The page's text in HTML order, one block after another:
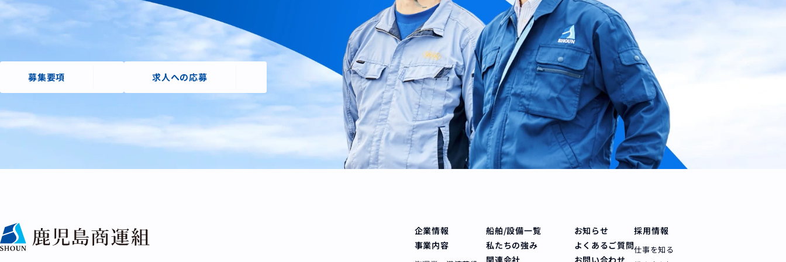
募集要項 求人への応募
企業情報
事業内容
船舶/設備一覧
私たちの強み
関連会社
お知らせ
よくあるご質問
お問い合わせ
採用情報
仕事を知る